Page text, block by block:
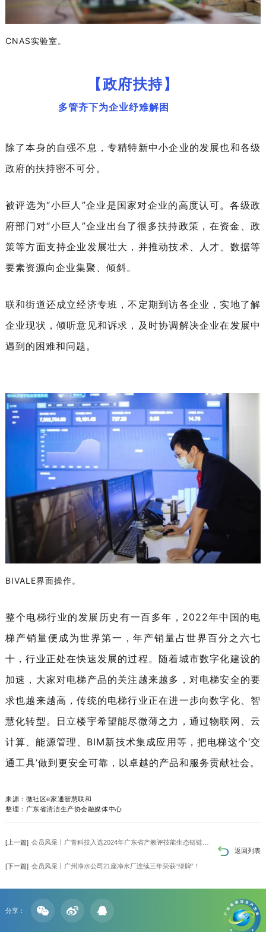
CNAS实验室。
【政府扶持】
多管齐下为企业纾难解困
除了本身的自强不息，专精特新中小企业的发展也和各级
政府的扶持密不可分。
被评选为“小巨人”企业是国家对企业的高度认可。各级政
府部门对“小巨人”企业出台了很多扶持政策，在资金、政
策等方面支持企业发展壮大，并推动技术、人才、数据等
要素资源向企业集聚、倾斜。
联和街道还成立经济专班，不定期到访各企业，实地了解
企业现状，倾听意见和诉求，及时协调解决企业在发展中
遇到的困难和问题。
BIVALE界面操作。
整个电梯行业的发展历史有一百多年，2022年中国的电
梯产销量便成为世界第一，年产销量占世界百分之六七
十，行业正处在快速发展的过程。随着城市数字化建设的
加速，大家对电梯产品的关注越来越多，对电梯安全的要
求也越来越高，传统的电梯行业正在进一步向数字化、智
慧化转型。日立楼宇希望能尽微薄之力，通过物联网、云
计算、能源管理、BIM新技术集成应用等，把电梯这个‘交
通工具’做到更安全可靠，以卓越的产品和服务贡献社会。
来源：微社区e家通智慧联和
整理：广东省清洁生产协会融媒体中心
返回列表
[上一篇] 会员风采丨广青科技入选2024年广东省产教评技能生态链链主培育单位
[下一篇] 会员风采丨广州净水公司21座净水厂连续三年荣获“绿牌”！
分享：